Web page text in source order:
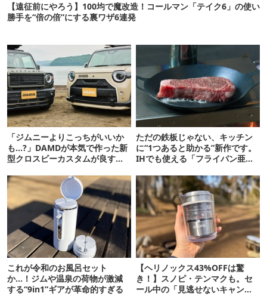
【遠征前にやろう】100均で魔改造！コールマン「テイク6」の使い
勝手を“倍の倍”にする裏ワザ6連発
「ジムニーよりこっちがいいか
も…?」DAMDが本気で作った新
型クロスビーカスタムが良すぎ
ただの鉄板じゃない、キッチン
に“1つあると助かる”新作です。
IHでも使える「フライパン亜
これが令和のお風呂セット
か…！ジムや温泉の荷物が激減
する“9in1”ギアが革命的すぎる
【ヘリノックス43%OFFは驚
き！】スノピ・テンマクも。セ
ール中の「見逃せないキャンプ